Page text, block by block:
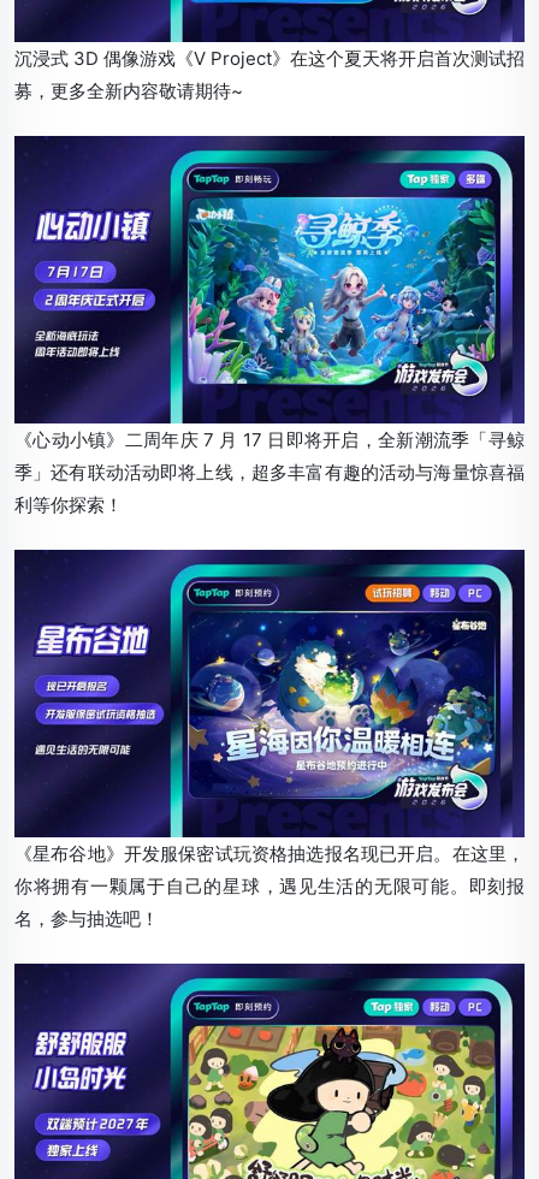
沉浸式 3D 偶像游戏《V Project》在这个夏天将开启首次测试招
募，更多全新内容敬请期待~
《心动小镇》二周年庆 7 月 17 日即将开启，全新潮流季「寻鲸
季」还有联动活动即将上线，超多丰富有趣的活动与海量惊喜福
利等你探索！
《星布谷地》开发服保密试玩资格抽选报名现已开启。在这里，
你将拥有一颗属于自己的星球，遇见生活的无限可能。即刻报
名，参与抽选吧！